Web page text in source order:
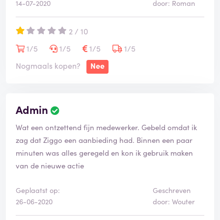
14-07-2020
door: Roman
2 / 10
1/5
1/5 1/5
1/5
Nogmaals kopen?
Nee
Admin
Wat een ontzettend fijn medewerker. Gebeld omdat ik
zag dat Ziggo een aanbieding had. Binnen een paar
minuten was alles geregeld en kon ik gebruik maken
van de nieuwe actie
Geplaatst op:
26-06-2020
Geschreven
door: Wouter